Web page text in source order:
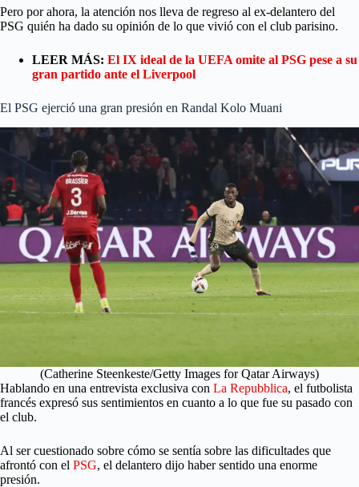
Pero por ahora, la atención nos lleva de regreso al ex-delantero del
PSG quién ha dado su opinión de lo que vivió con el club parisino.
LEER MÁS: El IX ideal de la UEFA omite al PSG pese a su
gran partido ante el Liverpool
El PSG ejerció una gran presión en Randal Kolo Muani
(Catherine Steenkeste/Getty Images for Qatar Airways)
Hablando en una entrevista exclusiva con La Repubblica, el futbolista
francés expresó sus sentimientos en cuanto a lo que fue su pasado con
el club.
Al ser cuestionado sobre cómo se sentía sobre las dificultades que
afrontó con el PSG, el delantero dijo haber sentido una enorme
presión.